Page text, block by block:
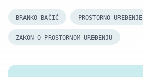
BRANKO BAČIĆ PROSTORNO UREĐENJE
ZAKON O PROSTORNOM UREĐENJU